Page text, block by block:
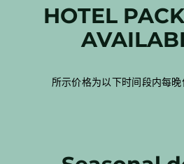
HOTEL
所示价格为以下时间段内每晚